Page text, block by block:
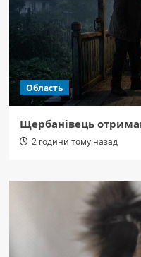
Область
Щербанівець
2 години тому назад